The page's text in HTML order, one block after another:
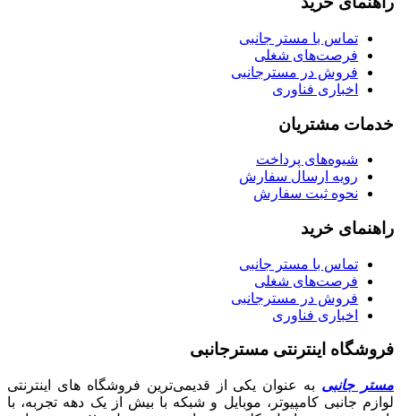
تماس با مستر جانبی
فرصت‌های شغلی
فروش در مسترجانبی
اخباری فناوری
خدمات مشتریان
شیوه‌های پرداخت
رویه ارسال سفارش
نحوه ثبت سفارش
راهنمای خرید
تماس با مستر جانبی
فرصت‌های شغلی
فروش در مسترجانبی
اخباری فناوری
فروشگاه اینترنتی مسترجانبی
مستر جانبی به عنوان یکی از قدیمی‌ترین فروشگاه های اینترنتی
لوازم جانبی کامپیوتر، موبایل و شبکه با بیش از یک دهه تجربه، با